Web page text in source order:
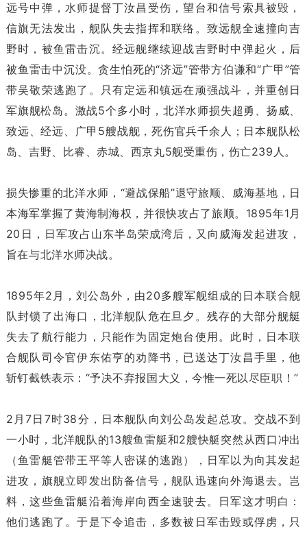
远号中弹，水师提督丁汝昌受伤，望台和信号索具被毁，
信旗无法发出，舰队失去指挥和联络。致远舰全速撞向吉
野时，被鱼雷击沉。经远舰继续迎战吉野时中弹起火，后
被鱼雷击中沉没。贪生怕死的“济远”管带方伯谦和“广甲”管
带吴敬荣逃跑了。只有定远和镇远在顽强战斗，并重创日
军旗舰松岛。激战5个多小时，北洋水师损失超勇、扬威、
致远、经远、广甲5艘战舰，死伤官兵千余人；日本舰队松
岛、吉野、比睿、赤城、西京丸5舰受重伤，伤亡239人。
损失惨重的北洋水师，“避战保船”退守旅顺、威海基地，日
本海军掌握了黄海制海权，并很快攻占了旅顺。1895年1月
20日，日军攻占山东半岛荣成湾后，又向威海发起进攻，
旨在与北洋水师决战。
1895年2月，刘公岛外，由20多艘军舰组成的日本联合舰
队封锁了出海口，北洋舰队危在旦夕。残存的大部分舰艇
失去了航行能力，只能作为固定炮台使用。此时，日本联
合舰队司令官伊东佑亨的劝降书，已送达丁汝昌手里，他
斩钉截铁表示：“予决不弃报国大义，今惟一死以尽臣职！”
2月7日7时38分，日本舰队向刘公岛发起总攻。交战不到
一小时，北洋舰队的13艘鱼雷艇和2艘快艇突然从西口冲出
（鱼雷艇管带王平等人密谋的逃跑），日军以为向其发起
进攻，旗舰立即发出防备信号，舰队迅速向外海退去。岂
料，这些鱼雷艇沿着海岸向西全速驶去。日军这才明白：
他们逃跑了。于是下令追击，多数被日军击毁或俘虏，只